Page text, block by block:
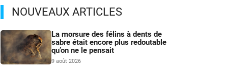
NOUVEAUX ARTICLES
La morsure des félins à dents de
sabre était encore plus redoutable
qu’on ne le pensait
9 août 2026